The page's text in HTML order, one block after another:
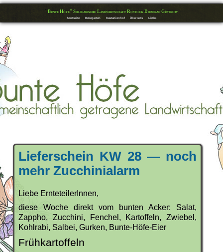
"Bunte Höfe" Solidarische Landwirtschaft Rostock Doberan Güstrow
Startseite Bekegarten Kastanienhof Über uns Links
Lieferschein KW 28 — noch
mehr Zucchinialarm
Liebe ErnteteilerInnen,
diese Woche direkt vom bunten Acker: Salat,
Zappho, Zucchini, Fenchel, Kartoffeln, Zwiebel,
Kohlrabi, Salbei, Gurken, Bunte-Höfe-Eier
Frühkartoffeln